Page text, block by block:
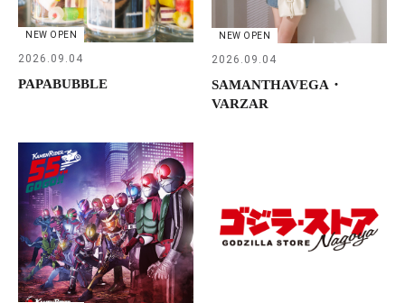
NEW OPEN
2026.09.04
PAPABUBBLE
NEW OPEN
2026.09.04
SAMANTHAVEGA・
VARZAR